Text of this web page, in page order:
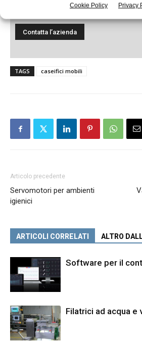
Cookie Policy Privacy
TAGS caseifici mobili
Articolo precedente
Servomotori per ambienti
igienici
ARTICOLI CORRELATI ALTRO
Software per il
Filatrici ad acqua e